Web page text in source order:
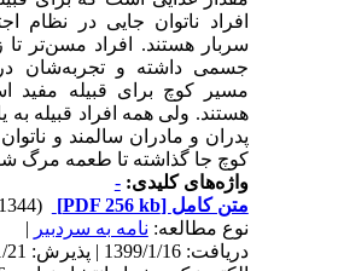
افراد ناتوان جایی در نظام
سربار هستند. افراد مسن‌تر تا
جسمی داشته و تجربه‌شان در
مسیر کوچ برای قبیله مفید
هستند. ولی همه افراد قبیله به
پدران و مادران سالمند و
کوچ جا گذاشته تا طعمه مرگ
واژه‌های کلیدی:-
متن کامل[PDF 256 kb]
نوع مطالعه:نامه به سردبیر|